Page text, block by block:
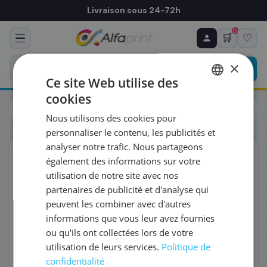
Livraison sous 24-72h
🛒
0
♡
Toutes les imprimantes
(DCPL2660DWZU1)
Éco-certifié
♻ COMMANDE RÉCURRENTE
Prévoyez & économisez
Programmez votre prochain achat — notre équipe
vous prépare un devis personnalisé
RÉFÉRENCE DU PRODUIT
FRÉQUENCE
QUANTITÉ PAR LIVRAISON
DATE DE PREMIÈRE LIVRAISON SOUHAITÉE
×
Ce site Web utilise des
cookies
Nous utilisons des cookies pour
personnaliser le contenu, les publicités et
analyser notre trafic. Nous partageons
également des informations sur votre
utilisation de notre site avec nos
partenaires de publicité et d'analyse qui
peuvent les combiner avec d'autres
informations que vous leur avez fournies
ou qu'ils ont collectées lors de votre
utilisation de leurs services. Politique de
confidentialité